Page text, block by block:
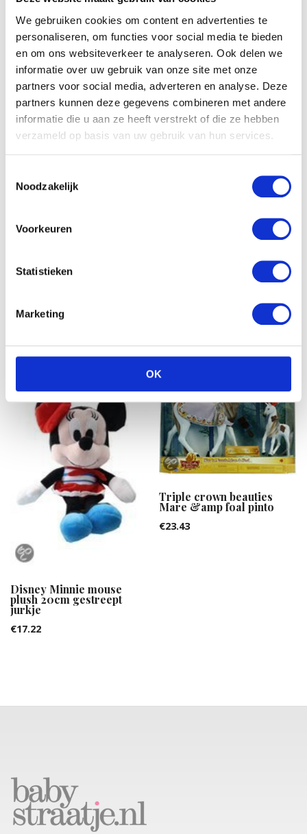
We gebruiken cookies om content en advertenties te
personaliseren, om functies voor social media te bieden
en om ons websiteverkeer te analyseren. Ook delen we
informatie over uw gebruik van onze site met onze
partners voor social media, adverteren en analyse. Deze
partners kunnen deze gegevens combineren met andere
informatie die u aan ze heeft verstrekt of die ze hebben
verzameld op basis van uw gebruik van hun services.
Noodzakelijk
Voorkeuren
Statistieken
Marketing
OK
Gerelateerde producten
17.22
Pebbe knuffel – Giraffe
Disney Minnie mouse
plush 20cm gestreept
jurkje
€17.22
Triple crown beauties
Mare &amp foal pinto
€23.43